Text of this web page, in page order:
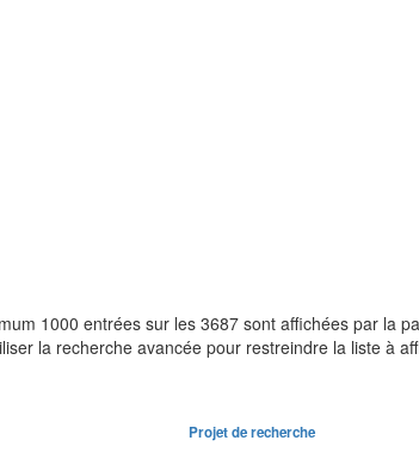
1000 entrées sur les 3687 sont affichées par la
la recherche avancée pour restreindre la liste à
Projet de recherche